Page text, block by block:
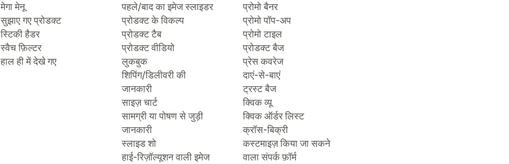
मेगा मेनू
सुझाए गए प्रोडक्ट
स्टिकी हैडर
स्वैच फ़िल्टर
हाल ही में देखे गए
पहले/बाद का इमेज स्लाइडर
प्रोडक्ट के विकल्प
प्रोडक्ट टैब
प्रोडक्ट वीडियो
लुकबुक
शिपिंग/डिलीवरी की
जानकारी
साइज़ चार्ट
सामग्री या पोषण से जुड़ी
जानकारी
स्लाइड शो
हाई-रिज़ॉल्यूशन वाली इमेज
प्रोमो बैनर
प्रोमो पॉप-अप
प्रोमो टाइल
प्रोडक्ट बैज
प्रेस कवरेज
दाएं-से-बाएं
ट्रस्ट बैज
क्विक व्यू
क्विक ऑर्डर लिस्ट
क्रॉस-बिक्री
कस्टमाइज़ किया जा सकने
वाला संपर्क फ़ॉर्म